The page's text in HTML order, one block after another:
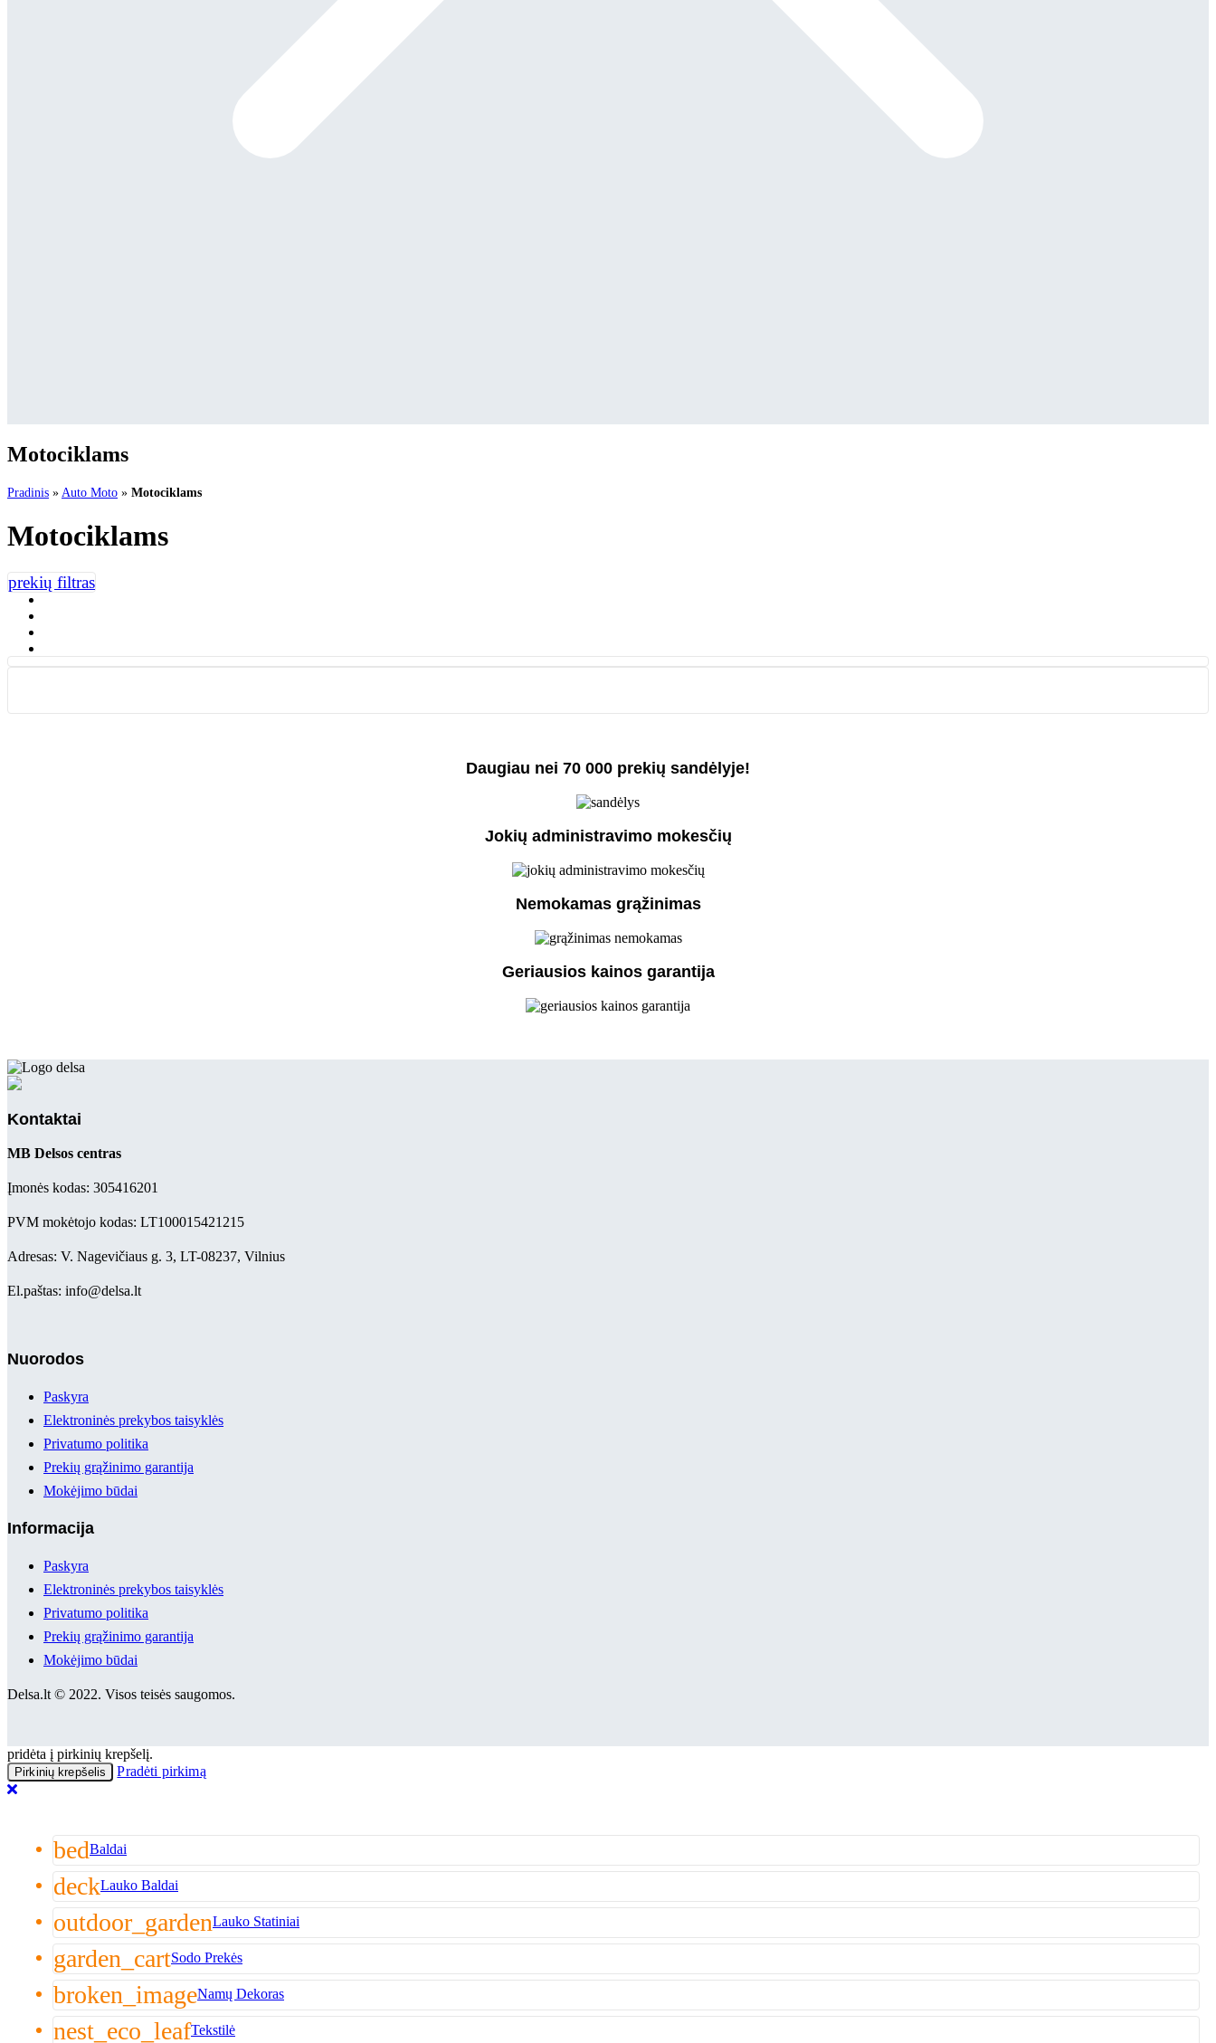
Motociklams
Pradinis » Auto Moto » Motociklams
Motociklams
Daugiau nei 70 000 prekių sandėlyje!
Jokių administravimo mokesčių
Nemokamas grąžinimas
Geriausios kainos garantija
Kontaktai
MB Delsos centras
Įmonės kodas: 305416201
PVM mokėtojo kodas: LT100015421215
Adresas: V. Nagevičiaus g. 3, LT-08237, Vilnius
El.paštas: info@delsa.lt
Nuorodos
Paskyra
Elektroninės prekybos taisyklės
Privatumo politika
Prekių grąžinimo garantija
Mokėjimo būdai
Informacija
Paskyra
Elektroninės prekybos taisyklės
Privatumo politika
Prekių grąžinimo garantija
Mokėjimo būdai
Delsa.lt © 2022. Visos teisės saugomos.
pridėta į pirkinių krepšelį.
Pirkinių krepšelis Pradėti pirkimą
bedBaldai
deckLauko Baldai
outdoor_gardenLauko Statiniai
garden_cartSodo Prekės
broken_imageNamų Dekoras
nest_eco_leafTekstilė